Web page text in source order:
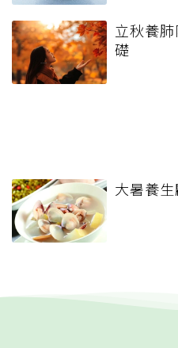
立秋養
礎
大暑養